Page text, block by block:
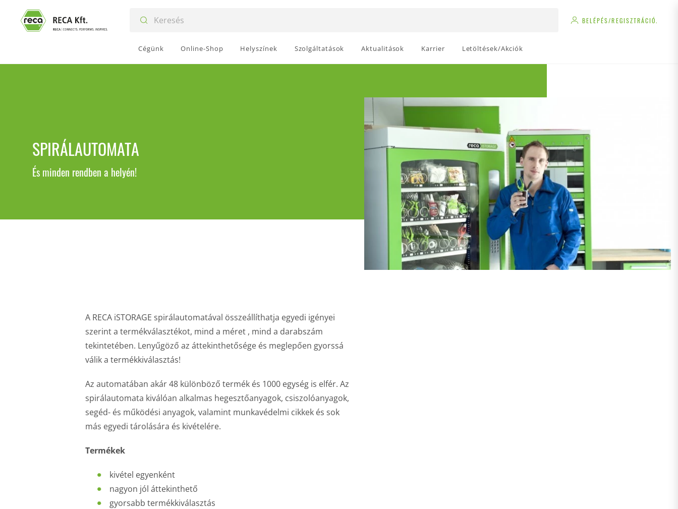
Cégünk Online-Shop Helyszínek Szolgáltatások Aktualitások Karrier Letöltések/Akciók
BELÉPÉS/REGISZTRÁCIÓ.
SPIRÁLAUTOMATA
És minden rendben a helyén!
A RECA iSTORAGE spirálautomatával összeállíthatja egyedi igényei
szerint a termékválasztékot, mind a méret , mind a darabszám
tekintetében. Lenyűgöző az áttekinthetősége és meglepően gyorssá
válik a termékkiválasztás!
Az automatában akár 48 különböző termék és 1000 egység is elfér. Az
spirálautomata kiválóan alkalmas hegesztőanyagok, csiszolóanyagok,
segéd- és működési anyagok, valamint munkavédelmi cikkek és sok
más egyedi tárolására és kivételére.
Termékek
kivétel egyenként
nagyon jól áttekinthető
gyorsabb termékkiválasztás